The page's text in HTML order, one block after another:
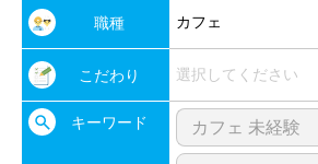
職種 カフェ
こだわり 選択してください
キーワード